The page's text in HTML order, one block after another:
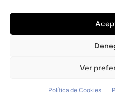
Ver
Política de Cookies
automóviles - C/ Fernández de